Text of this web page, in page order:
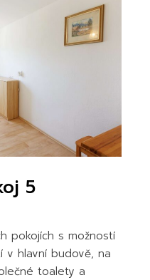
5
pokojích s možností
v hlavní budově, na
toalety a